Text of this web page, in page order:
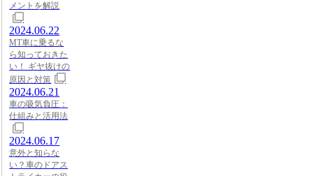
メントを解説
2024.06.22
MT車に乗るな
ら知っておきた
い！ ギヤ抜けの
原因と対策
2024.06.21
車の吸気負圧：
仕組みと活用法
2024.06.17
意外と知らな
い？車のドアス